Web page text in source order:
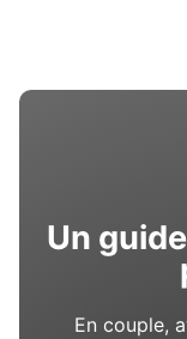
Un
En couple,